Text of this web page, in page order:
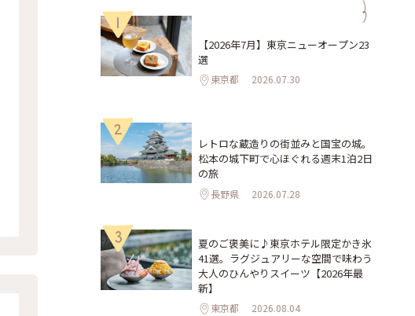
1
【2026年7月】東京ニューオープン23
選
東京都 2026.07.30
2
レトロな蔵造りの街並みと国宝の城。
松本の城下町で心ほぐれる週末1泊2日
の旅
長野県 2026.07.28
3
夏のご褒美に♪東京ホテル限定かき氷
41選。ラグジュアリーな空間で味わう
大人のひんやりスイーツ【2026年最
新】
東京都 2026.08.04